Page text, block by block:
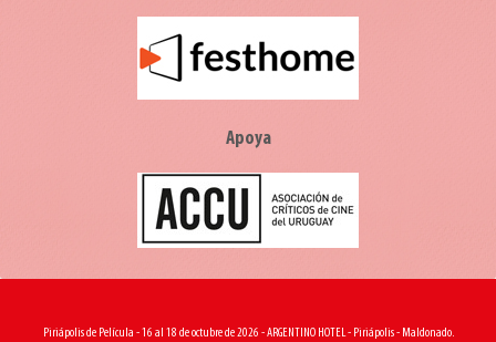
Apoya
Piriápolis de Película - 16 al 18 de octubre de 2026 - ARGENTINO HOTEL - Piriápolis - Maldonado.